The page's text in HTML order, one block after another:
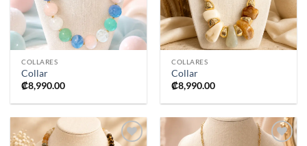
COLLARES
Collar
₡8,990.00
COLLARES
Collar
₡8,990.00